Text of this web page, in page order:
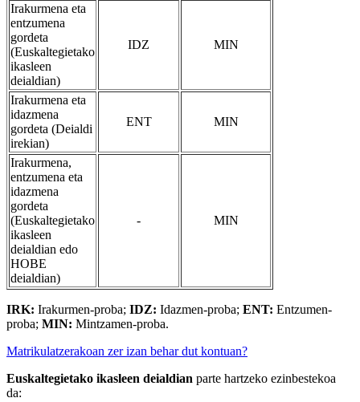
Irakurmena eta
entzumena
gordeta
(Euskaltegietako
ikasleen
deialdian)
IDZ MIN
Irakurmena eta
idazmena
gordeta (Deialdi
irekian)
ENT MIN
Irakurmena,
entzumena eta
idazmena
gordeta
(Euskaltegietako
ikasleen
deialdian edo
HOBE
deialdian)
- MIN
IRK: Irakurmen-proba; IDZ: Idazmen-proba; ENT: Entzumen-
proba; MIN: Mintzamen-proba.
Matrikulatzerakoan zer izan behar dut kontuan?
Euskaltegietako ikasleen deialdian parte hartzeko ezinbestekoa
da: